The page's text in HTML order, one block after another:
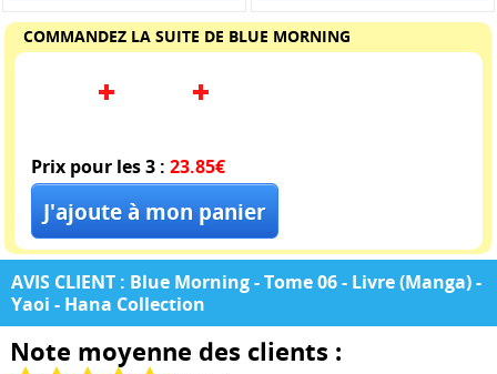
COMMANDEZ LA SUITE DE BLUE MORNING
Prix pour les 3 : 23.85€
AVIS CLIENT : Blue Morning - Tome 06 - Livre (Manga) -
Yaoi - Hana Collection
Note moyenne des clients :